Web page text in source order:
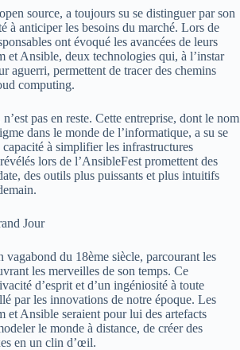
source, a toujours su se distinguer par son
à anticiper les besoins du marché. Lors de
ont évoqué les avancées de leurs
et Ansible, deux technologies qui, à l’instar
aguerri, permettent de tracer des chemins
computing.
pas en reste. Cette entreprise, dont le nom
dans le monde de l’informatique, a su se
à simplifier les infrastructures
lors de l’AnsibleFest promettent des
des outils plus puissants et plus intuitifs
Jour
vagabond du 18ème siècle, parcourant les
les merveilles de son temps. Ce
d’esprit et d’un ingéniosité à toute
par les innovations de notre époque. Les
et Ansible seraient pour lui des artefacts
le monde à distance, de créer des
en un clin d’œil.